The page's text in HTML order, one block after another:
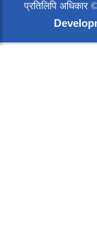
प्रतिलिपि अधिकार